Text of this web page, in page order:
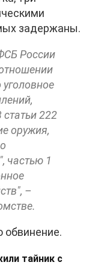
задержаны.
России
222
оружия,
частью 1
–
тайник с